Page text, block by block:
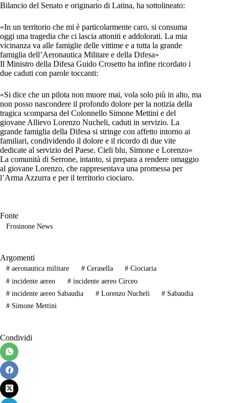
Bilancio del Senato e originario di Latina, ha sottolineato:
«In un territorio che mi è particolarmente caro, si consuma
oggi una tragedia che ci lascia attoniti e addolorati. La mia
vicinanza va alle famiglie delle vittime e a tutta la grande
famiglia dell’Aeronautica Militare e della Difesa»
Il Ministro della Difesa Guido Crosetto ha infine ricordato i
due caduti con parole toccanti:
«Si dice che un pilota non muore mai, vola solo più in alto, ma
non posso nascondere il profondo dolore per la notizia della
tragica scomparsa del Colonnello Simone Mettini e del
giovane Allievo Lorenzo Nucheli, caduti in servizio. La
grande famiglia della Difesa si stringe con affetto intorno ai
familiari, condividendo il dolore e il ricordo di due vite
dedicate al servizio del Paese. Cieli blu, Simone e Lorenzo»
La comunità di Serrone, intanto, si prepara a rendere omaggio
al giovane Lorenzo, che rappresentava una promessa per
l’Arma Azzurra e per il territorio ciociaro.
Fonte
Frosinone News
Argomenti
#aeronautica militare #Cerasella # Ciociaria
#incidente aereo #incidente aereo Circeo
#incidente aereo Sabaudia #Lorenzo Nucheli # Sabaudia
#Simone Mettini
Condividi